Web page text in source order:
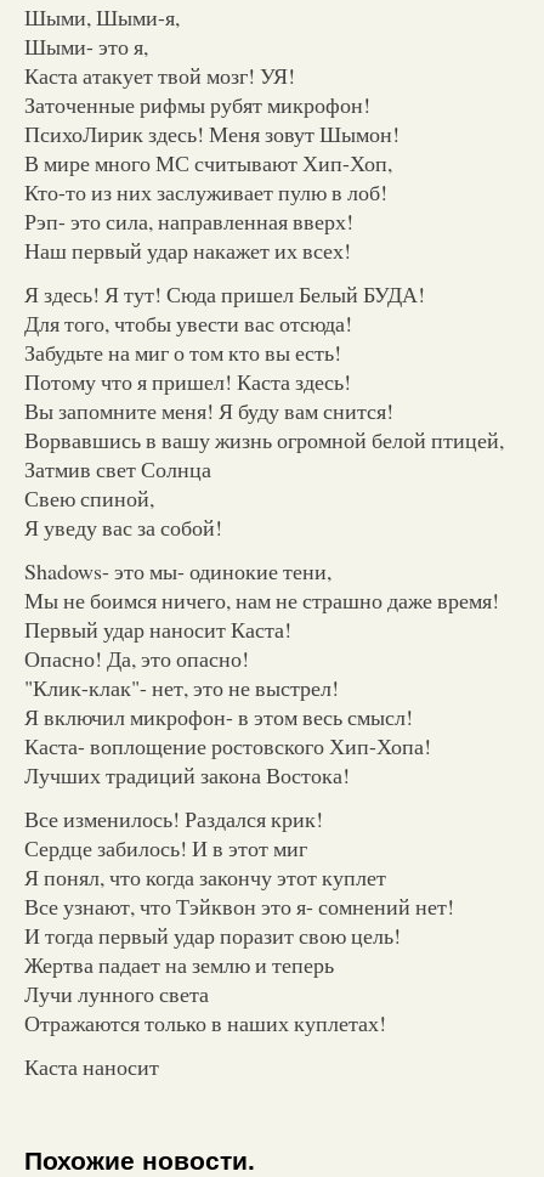
Шыми, Шыми-я,
Шыми- это я,
Каста атакует твой мозг! УЯ!
Заточенные рифмы рубят микрофон!
ПсихоЛирик здесь! Меня зовут Шымон!
В мире много МС считывают Хип-Хоп,
Кто-то из них заслуживает пулю в лоб!
Рэп- это сила, направленная вверх!
Наш первый удар накажет их всех!
Я здесь! Я тут! Сюда пришел Белый БУДА!
Для того, чтобы увести вас отсюда!
Забудьте на миг о том кто вы есть!
Потому что я пришел! Каста здесь!
Вы запомните меня! Я буду вам снится!
Ворвавшись в вашу жизнь огромной белой птицей,
Затмив свет Солнца
Свею спиной,
Я уведу вас за собой!
Shadows- это мы- одинокие тени,
Мы не боимся ничего, нам не страшно даже время!
Первый удар наносит Каста!
Опасно! Да, это опасно!
"Клик-клак"- нет, это не выстрел!
Я включил микрофон- в этом весь смысл!
Каста- воплощение ростовского Хип-Хопа!
Лучших традиций закона Востока!
Все изменилось! Раздался крик!
Сердце забилось! И в этот миг
Я понял, что когда закончу этот куплет
Все узнают, что Тэйквон это я- сомнений нет!
И тогда первый удар поразит свою цель!
Жертва падает на землю и теперь
Лучи лунного света
Отражаются только в наших куплетах!
Каста наносит
Похожие новости.